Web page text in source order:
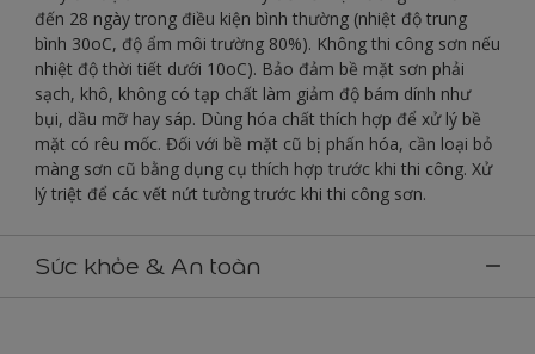
đến 28 ngày trong điều kiện bình thường (nhiệt độ trung
bình 30oC, độ ẩm môi trường 80%). Không thi công sơn nếu
nhiệt độ thời tiết dưới 10oC). Bảo đảm bề mặt sơn phải
sạch, khô, không có tạp chất làm giảm độ bám dính như
bụi, dầu mỡ hay sáp. Dùng hóa chất thích hợp để xử lý bề
mặt có rêu mốc. Đối với bề mặt cũ bị phấn hóa, cần loại bỏ
màng sơn cũ bằng dụng cụ thích hợp trước khi thi công. Xử
lý triệt để các vết nứt tường trước khi thi công sơn.
Sức khỏe & An toàn